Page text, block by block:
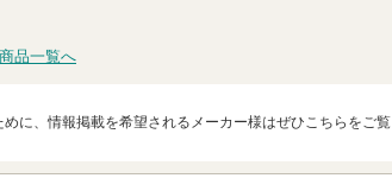
品一覧へ
に、情報掲載を希望されるメーカー様はぜひこちらをご覧